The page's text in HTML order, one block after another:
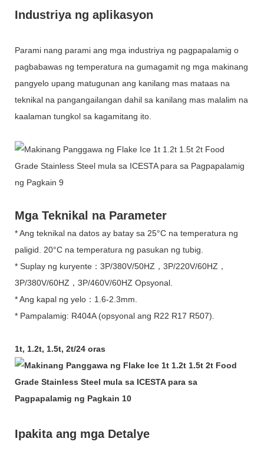
Industriya ng aplikasyon
Parami nang parami ang mga industriya ng pagpapalamig o
pagbabawas ng temperatura na gumagamit ng mga makinang
pangyelo upang matugunan ang kanilang mas mataas na
teknikal na pangangailangan dahil sa kanilang mas malalim na
kaalaman tungkol sa kagamitang ito.
Mga Teknikal na Parameter
* Ang teknikal na datos ay batay sa 25°C na temperatura ng
paligid. 20°C na temperatura ng pasukan ng tubig.
* Suplay ng kuryente：3P/380V/50HZ，3P/220V/60HZ，
3P/380V/60HZ，3P/460V/60HZ Opsyonal.
* Ang kapal ng yelo：1.6-2.3mm.
* Pampalamig: R404A (opsyonal ang R22 R17 R507).
1t, 1.2t, 1.5t, 2t/24 oras
Ipakita ang mga Detalye